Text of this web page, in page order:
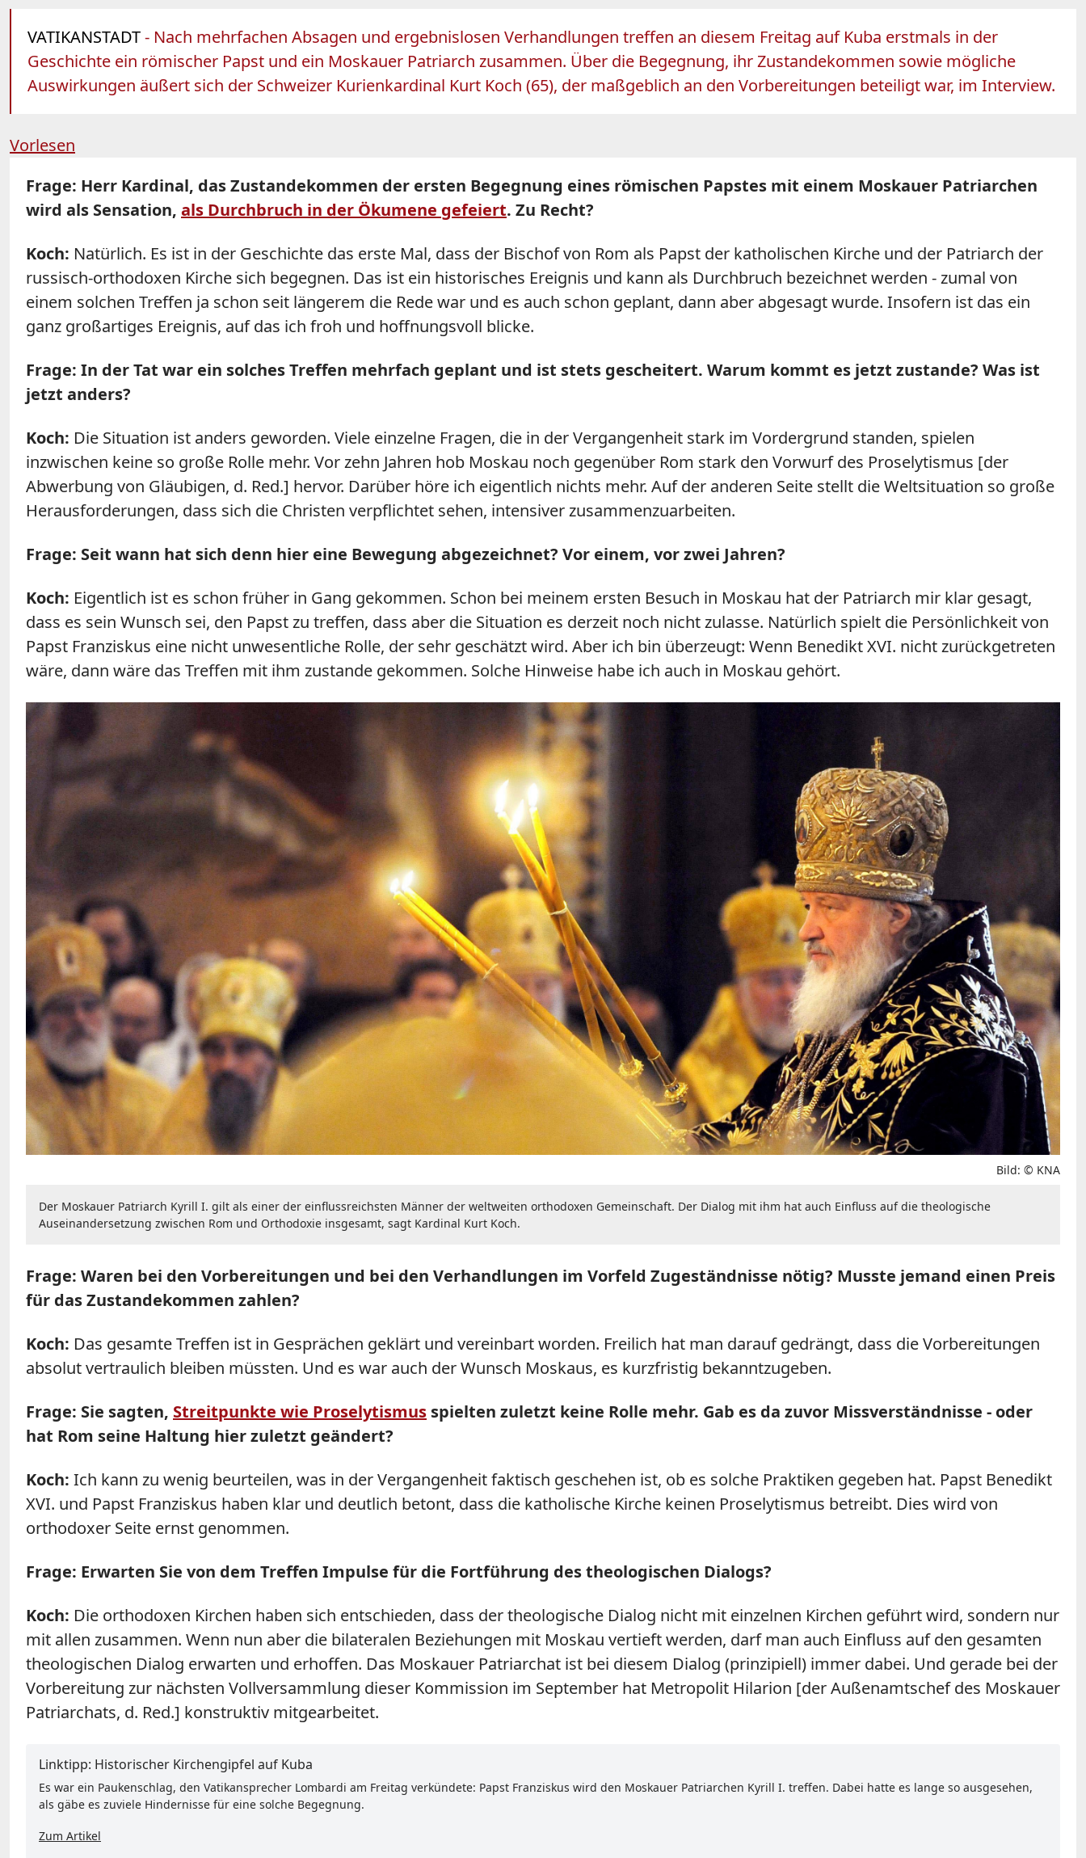
VATIKANSTADT- Nach mehrfachen Absagen und ergebnislosen Verhandlungen treffen an diesem Freitag auf Kuba erstmals in der
Geschichte ein römischer Papst und ein Moskauer Patriarch zusammen. Über die Begegnung, ihr Zustandekommen sowie mögliche
Auswirkungen äußert sich der Schweizer Kurienkardinal Kurt Koch (65), der maßgeblich an den Vorbereitungen beteiligt war, im Interview.
Vorlesen
Frage: Herr Kardinal, das Zustandekommen der ersten Begegnung eines römischen Papstes mit einem Moskauer Patriarchen
wird als Sensation, als Durchbruch in der Ökumene gefeiert. Zu Recht?
Koch: Natürlich. Es ist in der Geschichte das erste Mal, dass der Bischof von Rom als Papst der katholischen Kirche und der Patriarch der
russisch-orthodoxen Kirche sich begegnen. Das ist ein historisches Ereignis und kann als Durchbruch bezeichnet werden - zumal von
einem solchen Treffen ja schon seit längerem die Rede war und es auch schon geplant, dann aber abgesagt wurde. Insofern ist das ein
ganz großartiges Ereignis, auf das ich froh und hoffnungsvoll blicke.
Frage: In der Tat war ein solches Treffen mehrfach geplant und ist stets gescheitert. Warum kommt es jetzt zustande? Was ist
jetzt anders?
Koch: Die Situation ist anders geworden. Viele einzelne Fragen, die in der Vergangenheit stark im Vordergrund standen, spielen
inzwischen keine so große Rolle mehr. Vor zehn Jahren hob Moskau noch gegenüber Rom stark den Vorwurf des Proselytismus [der
Abwerbung von Gläubigen, d. Red.] hervor. Darüber höre ich eigentlich nichts mehr. Auf der anderen Seite stellt die Weltsituation so große
Herausforderungen, dass sich die Christen verpflichtet sehen, intensiver zusammenzuarbeiten.
Frage: Seit wann hat sich denn hier eine Bewegung abgezeichnet? Vor einem, vor zwei Jahren?
Koch: Eigentlich ist es schon früher in Gang gekommen. Schon bei meinem ersten Besuch in Moskau hat der Patriarch mir klar gesagt,
dass es sein Wunsch sei, den Papst zu treffen, dass aber die Situation es derzeit noch nicht zulasse. Natürlich spielt die Persönlichkeit von
Papst Franziskus eine nicht unwesentliche Rolle, der sehr geschätzt wird. Aber ich bin überzeugt: Wenn Benedikt XVI. nicht zurückgetreten
wäre, dann wäre das Treffen mit ihm zustande gekommen. Solche Hinweise habe ich auch in Moskau gehört.
Bild: © KNA
Der Moskauer Patriarch Kyrill I. gilt als einer der einflussreichsten Männer der weltweiten orthodoxen Gemeinschaft. Der Dialog mit ihm hat auch Einfluss auf die theologische
Auseinandersetzung zwischen Rom und Orthodoxie insgesamt, sagt Kardinal Kurt Koch.
Frage: Waren bei den Vorbereitungen und bei den Verhandlungen im Vorfeld Zugeständnisse nötig? Musste jemand einen Preis
für das Zustandekommen zahlen?
Koch: Das gesamte Treffen ist in Gesprächen geklärt und vereinbart worden. Freilich hat man darauf gedrängt, dass die Vorbereitungen
absolut vertraulich bleiben müssten. Und es war auch der Wunsch Moskaus, es kurzfristig bekanntzugeben.
Frage: Sie sagten, Streitpunkte wie Proselytismus spielten zuletzt keine Rolle mehr. Gab es da zuvor Missverständnisse - oder
hat Rom seine Haltung hier zuletzt geändert?
Koch: Ich kann zu wenig beurteilen, was in der Vergangenheit faktisch geschehen ist, ob es solche Praktiken gegeben hat. Papst Benedikt
XVI. und Papst Franziskus haben klar und deutlich betont, dass die katholische Kirche keinen Proselytismus betreibt. Dies wird von
orthodoxer Seite ernst genommen.
Frage: Erwarten Sie von dem Treffen Impulse für die Fortführung des theologischen Dialogs?
Koch: Die orthodoxen Kirchen haben sich entschieden, dass der theologische Dialog nicht mit einzelnen Kirchen geführt wird, sondern nur
mit allen zusammen. Wenn nun aber die bilateralen Beziehungen mit Moskau vertieft werden, darf man auch Einfluss auf den gesamten
theologischen Dialog erwarten und erhoffen. Das Moskauer Patriarchat ist bei diesem Dialog (prinzipiell) immer dabei. Und gerade bei der
Vorbereitung zur nächsten Vollversammlung dieser Kommission im September hat Metropolit Hilarion [der Außenamtschef des Moskauer
Patriarchats, d. Red.] konstruktiv mitgearbeitet.
Linktipp: Historischer Kirchengipfel auf Kuba
Es war ein Paukenschlag, den Vatikansprecher Lombardi am Freitag verkündete: Papst Franziskus wird den Moskauer Patriarchen Kyrill I. treffen. Dabei hatte es lange so ausgesehen,
als gäbe es zuviele Hindernisse für eine solche Begegnung.
Zum Artikel